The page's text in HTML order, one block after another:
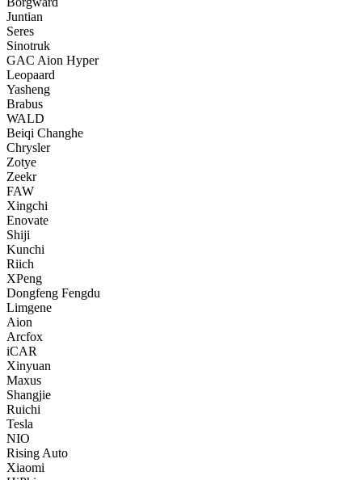
Juntian
Seres
Sinotruk
GAC Aion Hyper
Leopaard
Yasheng
Brabus
WALD
Beiqi Changhe
Chrysler
Zotye
Zeekr
FAW
Xingchi
Enovate
Shiji
Kunchi
Riich
XPeng
Dongfeng Fengdu
Limgene
Aion
Arcfox
iCAR
Xinyuan
Maxus
Shangjie
Ruichi
Tesla
NIO
Rising Auto
Xiaomi